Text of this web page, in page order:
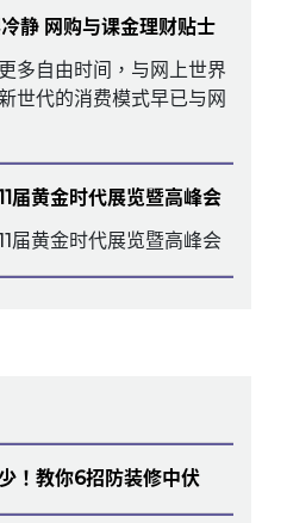
静 网购与课金理财贴士
多自由时间，与网上世界
世代的消费模式早已与网
届黄金时代展览暨高峰会
届黄金时代展览暨高峰会
！教你6招防装修中伏